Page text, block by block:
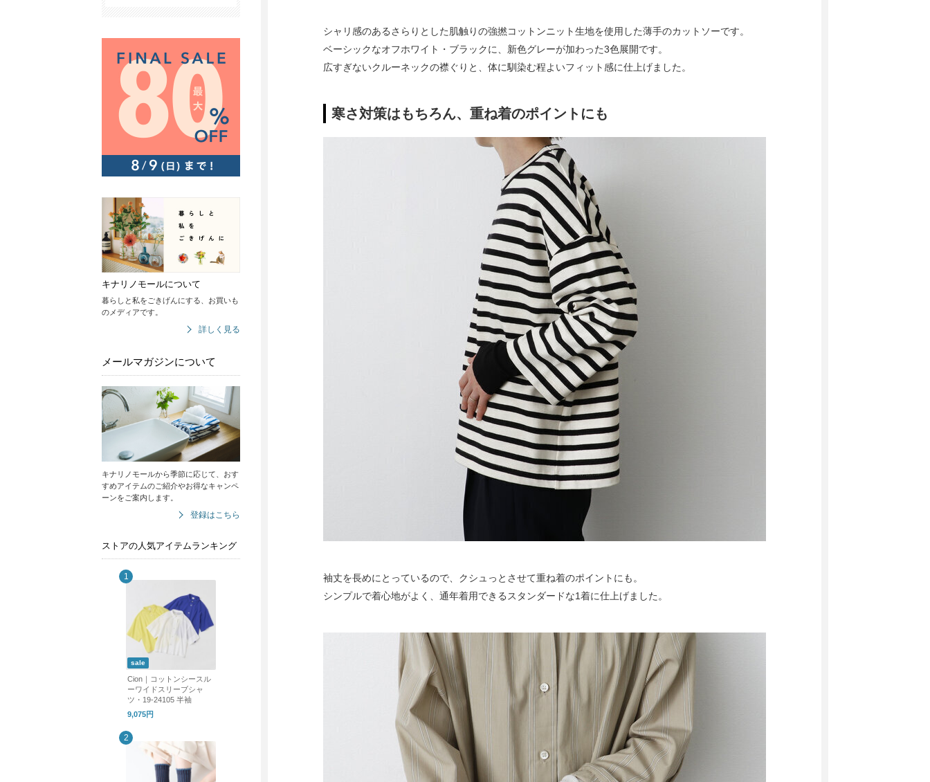
キナリノモールについて
暮らしと私をごきげんにする、お買いも
のメディアです。
詳しく見る
メールマガジンについて
キナリノモールから季節に応じて、おす
すめアイテムのご紹介やお得なキャンペ
ーンをご案内します。
登録はこちら
ストアの人気アイテムランキング
sale
Cion｜コットンシースル
ーワイドスリーブシャ
ツ・19-24105 半袖
9,075円
シャリ感のあるさらりとした肌触りの強撚コットンニット生地を使用した薄手のカットソーです。
ベーシックなオフホワイト・ブラックに、新色グレーが加わった3色展開です。
広すぎないクルーネックの襟ぐりと、体に馴染む程よいフィット感に仕上げました。
寒さ対策はもちろん、重ね着のポイントにも
袖丈を長めにとっているので、クシュっとさせて重ね着のポイントにも。
シンプルで着心地がよく、通年着用できるスタンダードな1着に仕上げました。